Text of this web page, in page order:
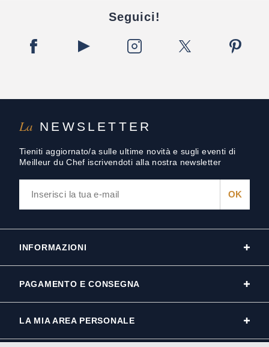
La NEWSLETTER
Tieniti aggiornato/a sulle ultime novità e sugli eventi di
Meilleur du Chef iscrivendoti alla nostra newsletter
Seguici!
INFORMAZIONI
PAGAMENTO E CONSEGNA
LA MIA AREA PERSONALE